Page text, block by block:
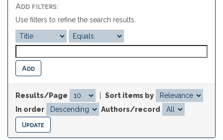
Add filters:
Use filters to refine the search results.
Results/Page
Sort items by
In order
Authors/record